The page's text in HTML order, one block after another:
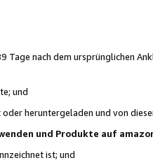
nach dem ursprünglichen
und
heruntergeladen und von
und Produkte auf
ist; und